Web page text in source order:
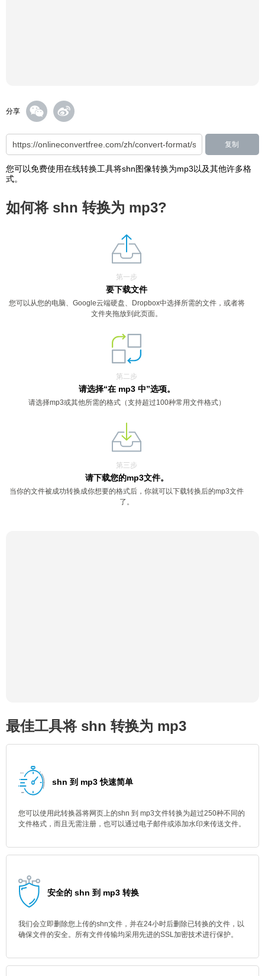
分享
复制
您可以免费使用在线转换工具将shn图像转换为mp3以及其他许多格
式。
如何将 shn 转换为 mp3?
第一步
要下载文件
您可以从您的电脑、Google云端硬盘、Dropbox中选择所需的文件，或者将
文件夹拖放到此页面。
第二步
请选择“在 mp3 中”选项。
请选择mp3或其他所需的格式（支持超过100种常用文件格式）
第三步
请下载您的mp3文件。
当你的文件被成功转换成你想要的格式后，你就可以下载转换后的mp3文件
了。
最佳工具将 shn 转换为 mp3
shn 到 mp3 快速简单
您可以使用此转换器将网页上的shn 到 mp3文件转换为超过250种不同的
文件格式，而且无需注册，也可以通过电子邮件或添加水印来传送文件。
安全的 shn 到 mp3 转换
我们会立即删除您上传的shn文件，并在24小时后删除已转换的文件，以
确保文件的安全。所有文件传输均采用先进的SSL加密技术进行保护。